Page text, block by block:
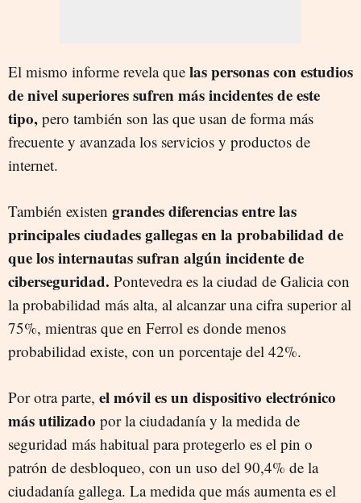
El mismo informe revela que las personas con estudios
de nivel superiores sufren más incidentes de este
tipo, pero también son las que usan de forma más
frecuente y avanzada los servicios y productos de
internet.
También existen grandes diferencias entre las
principales ciudades gallegas en la probabilidad de
que los internautas sufran algún incidente de
ciberseguridad. Pontevedra es la ciudad de Galicia con
la probabilidad más alta, al alcanzar una cifra superior al
75%, mientras que en Ferrol es donde menos
probabilidad existe, con un porcentaje del 42%.
Por otra parte, el móvil es un dispositivo electrónico
más utilizado por la ciudadanía y la medida de
seguridad más habitual para protegerlo es el pin o
patrón de desbloqueo, con un uso del 90,4% de la
ciudadanía gallega. La medida que más aumenta es el